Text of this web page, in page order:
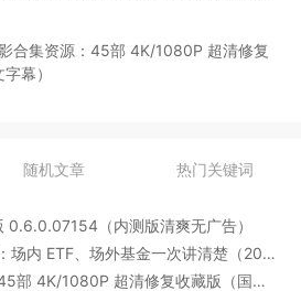
合集资源：45部 4K/1080P 超清修复
幕）
随机文章 热门关键词
0.6.0.07154（内测版清爽无广告）
纳指和标普500怎么买：场内 ETF、场外基金一次讲清楚（2026 最新版）
周星驰电影合集资源：45部 4K/1080P 超清修复收藏版（国粤双语/中文字幕）